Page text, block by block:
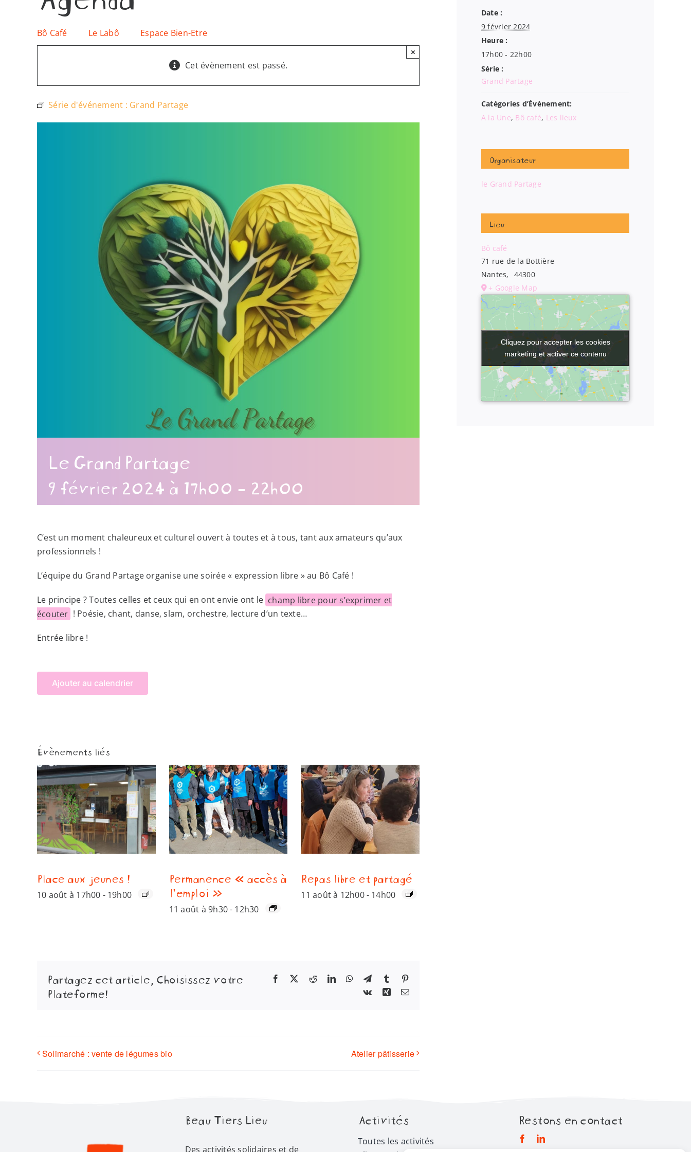
Bô Café Le Labô Espace Bien-Etre
Cet évènement est passé.
×
Série d'événement : Grand Partage
Le Grand Partage
9 février 2024 à 17h00 - 22h00
C’est un moment chaleureux et culturel ouvert à toutes et à tous, tant aux amateurs qu’aux
professionnels !
L’équipe du Grand Partage organise une soirée « expression libre » au Bô Café !
Le principe ? Toutes celles et ceux qui en ont envie ont le champ libre pour s’exprimer et
écouter ! Poésie, chant, danse, slam, orchestre, lecture d’un texte…
Entrée libre !
Ajouter au calendrier
Évènements liés
Place aux jeunes !
10 août à 17h00 - 19h00
Permanence « accès à
l’emploi »
11 août à 9h30- 12h30
Repas libre et partagé
11 août à 12h00- 14h00
Partagez cet article, Choisissez votre
Plateforme!
Facebook RedditLinkedInWhatsApp
TelegramTumblr
Vk
Xing Email
Solimarché : vente de légumes bio Atelier pâtisserie
Date :
9 février 2024
Heure :
17h00 - 22h00
Série :
Grand Partage
Catégories d’Évènement:
A la Une, Bô café, Les lieux
Organisateur
le Grand Partage
Lieu
Bô café
71 rue de la Bottière
Nantes,
44300
+ Google Map
Cliquez pour accepter les cookies
marketing et activer ce contenu
Cliquez pour accepter les cookies
marketing et activer ce contenu
Beau Tiers Lieu
Des activités solidaires et de
Activités
Toutes les activités
Restons en contact